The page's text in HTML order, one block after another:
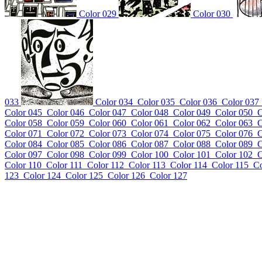
Color 029 Color 030
033 Color 034 Color 035 Color 036 Color 037
Color 045 Color 046 Color 047 Color 048 Color 049 Color 050
Color 058 Color 059 Color 060 Color 061 Color 062 Color 063
Color 071
Color 072 Color 073 Color 074 Color 075 Color 076
Color 084 Color 085 Color 086 Color 087 Color 088 Color 089
Color 097 Color 098 Color 099 Color 100 Color 101 Color 102
Color 110 Color 111 Color 112 Color 113 Color 114 Color 115
123 Color 124 Color 125 Color 126 Color 127